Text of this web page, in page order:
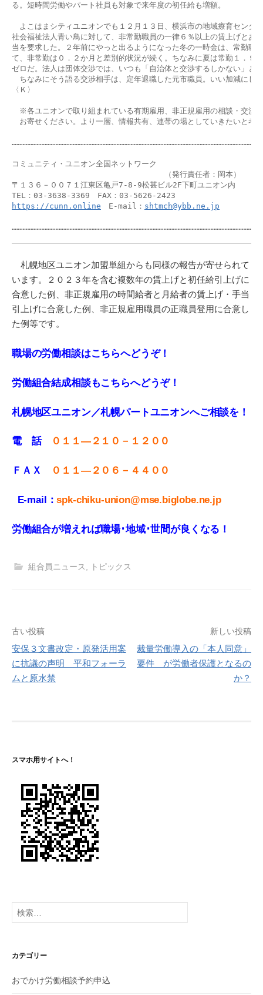
る。短時間労働やパート社員も対象で来年度の初任給も増額。
よこはまシティユニオンでも１２月１３日、横浜市の地域療育センタ
社会福祉法人青い鳥に対して、非常勤職員の一律６％以上の賃上げとあ
当を要求した。２年前にやっと出るようになった冬の一時金は、常勤職
て、非常勤は０．２か月と差別的状況が続く。ちなみに夏は常勤１．９
ゼロだ。法人は団体交渉では、いつも「自治体と交渉するしかない」と
ちなみにそう語る交渉相手は、定年退職した元市職員。いい加減にし
〈Ｋ〉
※各ユニオンで取り組まれている有期雇用、非正規雇用の相談・交渉
お寄せください。より一層、情報共有、連帯の場としていきたいと考
コミュニティ・ユニオン全国ネットワーク
（発行責任者：岡本）
〒１３６－００７１江東区亀戸7-8-9松甚ビル2F下町ユニオン内
https://cunn.online E-mail： shtmch@ybb.ne.jp
札幌地区ユニオン加盟単組からも同様の報告が寄せられて
います。２０２３年を含む複数年の賃上げと初任給引上げに
合意した例、非正規雇用の時間給者と月給者の賃上げ・手当
引上げに合意した例、非正規雇用職員の正職員登用に合意し
た例等です。
職場の労働相談はこちらへどうぞ！
労働組合結成相談もこちらへどうぞ！
札幌地区ユニオン／札幌パートユニオンへご相談を！
電 話 ０１１—２１０－１２００
ＦＡＸ ０１１—２０６－４４００
E-mail：spk-chiku-union@mse.biglobe.ne.jp
労働組合が増えれば職場･地域･世間が良くなる！
組合員ニュース, トピックス
投
稿
ナ
シ
ョ
ン
古い投稿
安保３文書改定・原発活用案
に抗議の声明 平和フォーラ
ムと原水禁
新しい投稿
裁量労働導入の「本人同意」
要件 が労働者保護となるの
か？
スマホ用サイトへ！
検
索:
カテゴリー
おでかけ労働相談予約申込